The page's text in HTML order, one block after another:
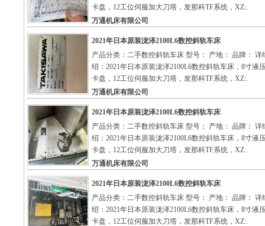
卡盘，12工位伺服加大刀塔，发那科TF系统，XZ:.
万通机床有限公司
2021年日本原装泷泽2100L6数控斜轨车床
产品分类：二手数控斜轨车床 型号： 产地： 品牌： 详
绍：2021年日本原装泷泽2100L6数控斜轨车床，8寸液
卡盘，12工位伺服加大刀塔，发那科TF系统，XZ:.
万通机床有限公司
2021年日本原装泷泽2100L6数控斜轨车床
产品分类：二手数控斜轨车床 型号： 产地： 品牌： 详
绍：2021年日本原装泷泽2100L6数控斜轨车床，8寸液
卡盘，12工位伺服加大刀塔，发那科TF系统，XZ:.
万通机床有限公司
2021年日本原装泷泽2100L6数控斜轨车床
产品分类：二手数控斜轨车床 型号： 产地： 品牌： 详
绍：2021年日本原装泷泽2100L6数控斜轨车床，8寸液
卡盘，12工位伺服加大刀塔，发那科TF系统，XZ:.